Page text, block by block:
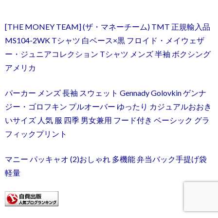
[THE MONEY TEAM] (ザ・マネーチーム) TMT 正規輸入品
MS104-2WK Tシャツ 白ベース×黒 フロイド・メイウェザ
ー・ジュニアコレクション Tシャツ メンズ 半袖 ボクシング
アメリカ
パーカー メンズ 長袖 スウェット Gennady Golovkin ゲンナ
ジー・ゴロフキン プルオーバー ゆったり カジュアルおおき
いサイズ 人気 服 四季 男女兼用 フード付き ベーシック グラ
フィックプリント
マニー パッキャオ (2)おしゃれ 多機能 弁当バック手提げ袋
軽量